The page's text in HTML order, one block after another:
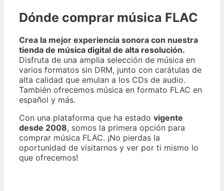
Dónde comprar música FLAC
Crea la mejor experiencia sonora con nuestra
tienda de música digital de alta resolución.
Disfruta de una amplia selección de música en
varios formatos sin DRM, junto con carátulas de
alta calidad que emulan a los CDs de audio.
También ofrecemos música en formato FLAC en
español y más.
Con una plataforma que ha estado vigente
desde 2008, somos la primera opción para
comprar música FLAC. ¡No pierdas la
oportunidad de visitarnos y ver por ti mismo lo
que ofrecemos!